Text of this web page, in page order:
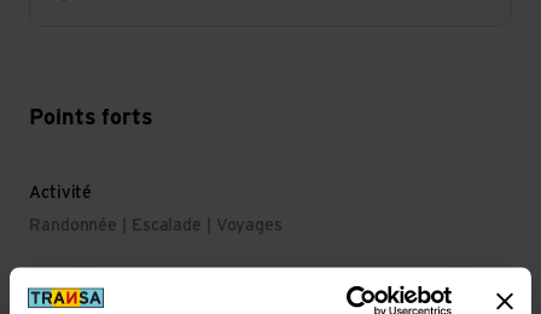
Points forts
Activité
Randonnée | Escalade | Voyages
Durabilité